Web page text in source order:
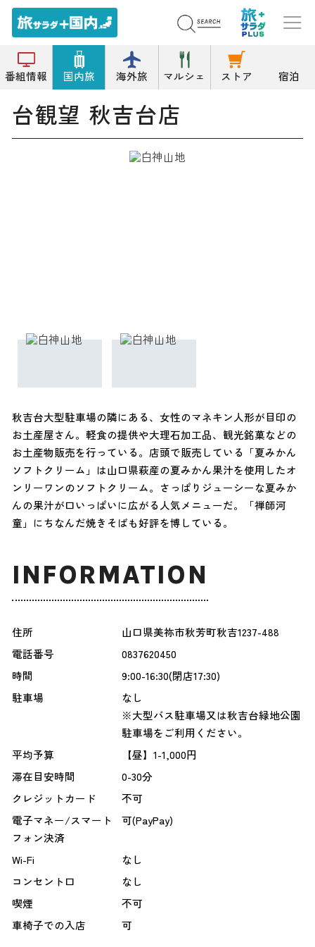
番組情報 国内旅 海外旅 マルシェ ストア 宿泊
トップ お土産 台観望 秋吉台店
台観望 秋吉台店
秋吉台大型駐車場の隣にある、女性のマネキン人形が目印の
お土産屋さん。軽食の提供や大理石加工品、観光銘菓などの
お土産物販売を行っている。店頭で販売している「夏みかん
ソフトクリーム」は山口県萩産の夏みかん果汁を使用したオ
ンリーワンのソフトクリーム。さっぱりジューシーな夏みか
んの果汁が口いっぱいに広がる人気メニューだ。「禅師河
童」にちなんだ焼きそばも好評を博している。
INFORMATION
住所
山口県美祢市秋芳町秋吉1237-488
電話番号
0837620450
時間
9:00-16:30(閉店17:30)
駐車場
なし
※大型バス駐車場又は秋吉台緑地公園
駐車場をご利用ください。
平均予算
【昼】1-1,000円
滞在目安時間
0-30分
クレジットカード
不可
電子マネー/スマート
フォン決済
可(PayPay)
Wi-Fi
なし
コンセント口
なし
喫煙
不可
車椅子での入店
可